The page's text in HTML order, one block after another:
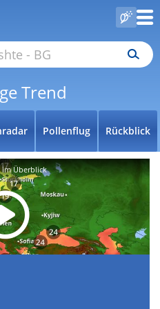
Trend
Pollenflug Rückblick
im Überblick